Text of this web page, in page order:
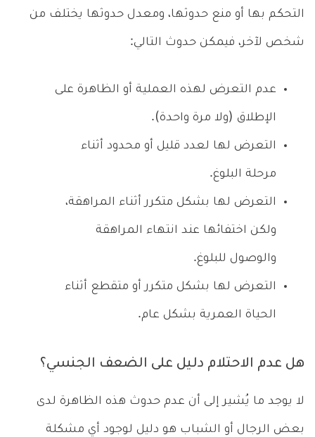
التحكم بها أو منع حدوثها، ومعدل حدوثها يختلف من
شخص لآخر، فيمكن حدوث التالي:
عدم التعرض لهذه العملية أو الظاهرة على
الإطلاق (ولا مرة واحدة).
التعرض لها لعدد قليل أو محدود أثناء
مرحلة البلوغ.
التعرض لها بشكل متكرر أثناء المراهقة،
ولكن اختفائها عند انتهاء المراهقة
والوصول للبلوغ.
التعرض لها بشكل متكرر أو متقطع أثناء
الحياة العمرية بشكل عام.
هل عدم الاحتلام دليل على الضعف الجنسي؟
لا يوجد ما يُشير إلى أن عدم حدوث هذه الظاهرة لدى
بعض الرجال أو الشباب هو دليل لوجود أي مشكلة